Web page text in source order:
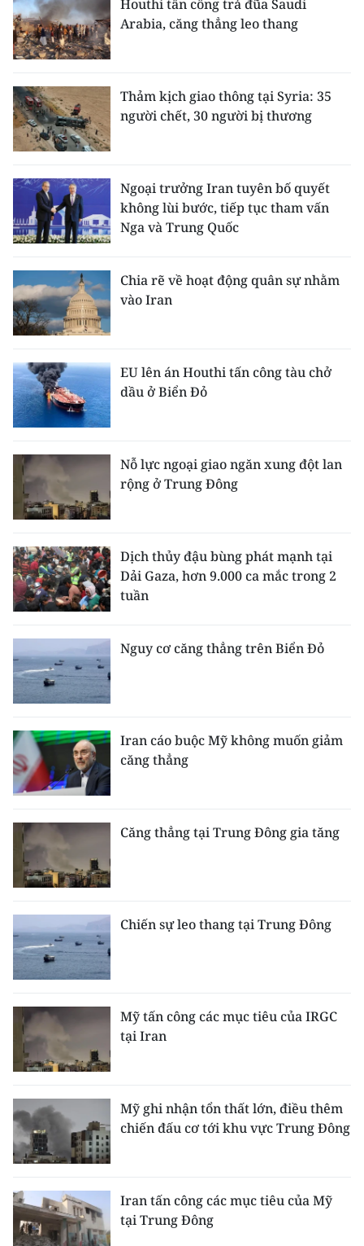
Houthi tấn công trả đũa Saudi
Arabia, căng thẳng leo thang
Thảm kịch giao thông tại Syria: 35
người chết, 30 người bị thương
Ngoại trưởng Iran tuyên bố quyết
không lùi bước, tiếp tục tham vấn
Nga và Trung Quốc
Chia rẽ về hoạt động quân sự nhằm
vào Iran
EU lên án Houthi tấn công tàu chở
dầu ở Biển Đỏ
Nỗ lực ngoại giao ngăn xung đột lan
rộng ở Trung Đông
Dịch thủy đậu bùng phát mạnh tại
Dải Gaza, hơn 9.000 ca mắc trong 2
tuần
Nguy cơ căng thẳng trên Biển Đỏ
Iran cáo buộc Mỹ không muốn giảm
căng thẳng
Căng thẳng tại Trung Đông gia tăng
Chiến sự leo thang tại Trung Đông
Mỹ tấn công các mục tiêu của IRGC
tại Iran
Mỹ ghi nhận tổn thất lớn, điều thêm
chiến đấu cơ tới khu vực Trung Đông
Iran tấn công các mục tiêu của Mỹ
tại Trung Đông